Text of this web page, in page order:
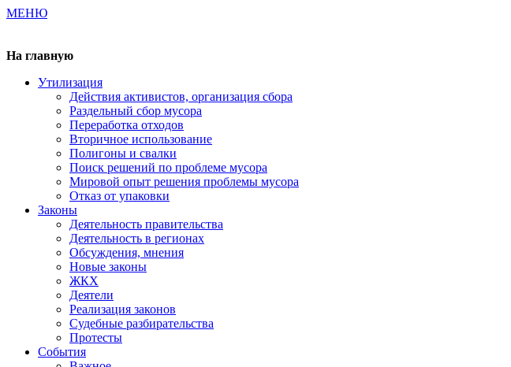
МЕНЮ
На главную
Утилизация
Действия активистов, организация сбора
Раздельный сбор мусора
Переработка отходов
Вторичное использование
Полигоны и свалки
Поиск решений по проблеме мусора
Мировой опыт решения проблемы мусора
Отказ от упаковки
Законы
Деятельность правительства
Деятельность в регионах
Обсуждения, мнения
Новые законы
ЖКХ
Деятели
Реализация законов
Судебные разбирательства
Протесты
События